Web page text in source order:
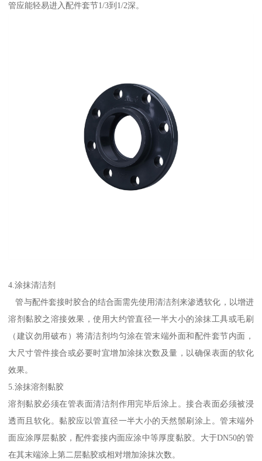
管应能轻易进入配件套节1/3到1/2深。
4.涂抹清洁剂
管与配件套接时胶合的结合面需先使用清洁剂来渗透软化，以增进
溶剂黏胶之溶接效果，使用大约管直径一半大小的涂抹工具或毛刷
（建议勿用破布）将清洁剂均匀涂在管末端外面和配件套节内面，
大尺寸管件接合或必要时宜增加涂抹次数及量，以确保表面的软化
效果。
5.涂抹溶剂黏胶
溶剂黏胶必须在管表面清洁剂作用完毕后涂上。接合表面必须被浸
透而且软化。黏胶应以管直径一半大小的天然鬃刷涂上。管末端外
面应涂厚层黏胶，配件套接内面应涂中等厚度黏胶。大于DN50的管
在其末端涂上第二层黏胶或相对增加涂抹次数。